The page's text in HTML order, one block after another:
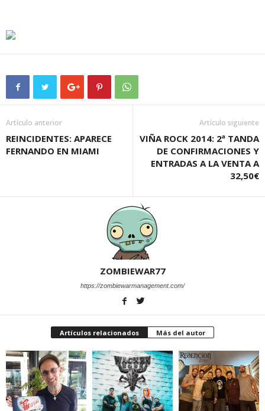
Artículo anterior
REINCIDENTES: APARECE
FERNANDO EN MIAMI
Artículo siguiente
VIÑA ROCK 2014: 2ª TANDA
DE CONFIRMACIONES Y
ENTRADAS A LA VENTA A
32,50€
ZOMBIEWAR77
https://zombiewarmanagement.com/
Artículos relacionados Más del autor